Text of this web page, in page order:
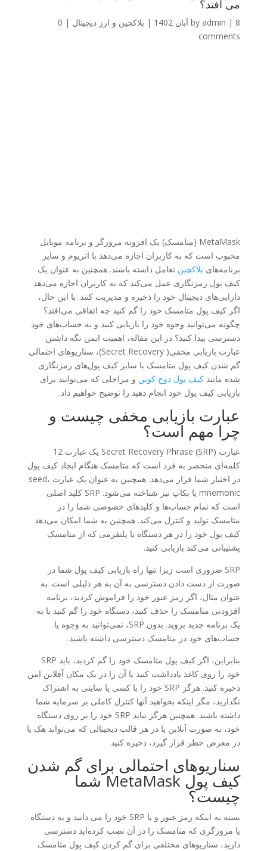
می افتد؟
by admin | 8 آبان 1402 | بلاکچین و ارز دیجیتال |
0
comments
MetaMask (متامسک) یک افزونه مرورگر و برنامه موبایل
محبوب است که به کاربران اجازه می‌دهد با اتریوم و سایر
برنامه‌های بلاکچین تعامل داشته باشند. همچنین به عنوان یک
کیف پول رمزنگاری عمل می‌کند که به کاربران اجازه می‌دهد
دارایی‌های دیجیتال خود را ذخیره و مدیریت کنند. با این حال،
اگر کیف پول متامسک خود را گم کنید چه اتفاقی می‌افتد؟
چگونه می‌توانید وجوه خود را بازیابی کنید و به حساب‌های خود
دسترسی پیدا کنید؟ در این مقاله، اهمیت ایمن نگه داشتن
عبارت بازیابی مخفی( Secret Recovery)، سناریوهای احتمالی
گم شدن کیف پول متامسک یا سایر کیف پول‌های رمزنگاری
شده مانند کیف پول دوج کوین و مراحلی که می‌توانید برای
بازیابی کیف پول خود انجام دهید را توضیح خواهیم داد.
عبارت بازیابی مخفی چیست و
چرا مهم است؟
عبارت Secret Recovery Phrase (SRP) یک عبارت 12
کلمه‌ای منحصر به فرد است که متامسک هنگام ایجاد کیف پول
در اختیار شما قرار می‌دهد. همچنین به عنوان یک عبارت seed،
mnemonic یا بکاپ نیز شناخته می‌شود. SRP کلید اصلی
است که تمام حساب‌ها و کلیدهای خصوصی شما را در
متامسک تولید و کنترل می‌کند. همچنین به شما امکان می‌دهد
کیف پول خود را در هر دستگاه یا پلتفرمی که از متامسک
پشتیبانی می‌کند بازیابی کنید.
SRP ضروری است زیرا تنها راه بازیابی کیف پول شما در
صورت از دست دادن دسترسی به آن به هر دلیلی است. به
عنوان مثال، اگر رمز عبور خود را فراموش کردید، برنامه
افزودنی متامسک را حذف کنید، دستگاه خود را گم کنید یا به
یک برنامه جدید بروید. بدون SRP، نمی‌توانید به وجوه یا
حساب‌های خود در متامسک دسترسی داشته باشید.
بنابراین، اگر کیف پول متامسک خود را گم کردید، باید SRP
خود را روی کاغذ یادداشت کنید یا آن را در یک مکان آفلاین امن
ذخیره کنید. هرگز SRP خود را با کسی یا سایتی به اشتراک
نگذارید، مگر اینکه بخواهید آنها کنترل کاملی بر سرمایه شما
داشته باشند. همچنین هرگز نباید SRP خود را بر روی دستگاه
خود، به صورت آنلاین یا در هر قالب دیجیتالی که می‌تواند هک یا
در معرض خطر قرار گیرد، ذخیره کنید.
سناریوهای احتمالی برای گم شدن
کیف پول MetaMask شما
چیست؟
بسته به اینکه رمز عبور و یا SRP خود را می دانید و به دستگاه
یا مرورگری که متامسک را در آن نصب کرده‌اید دسترسی
دارید، سناریوهای مختلفی برای گم کردن کیف پول متامسک